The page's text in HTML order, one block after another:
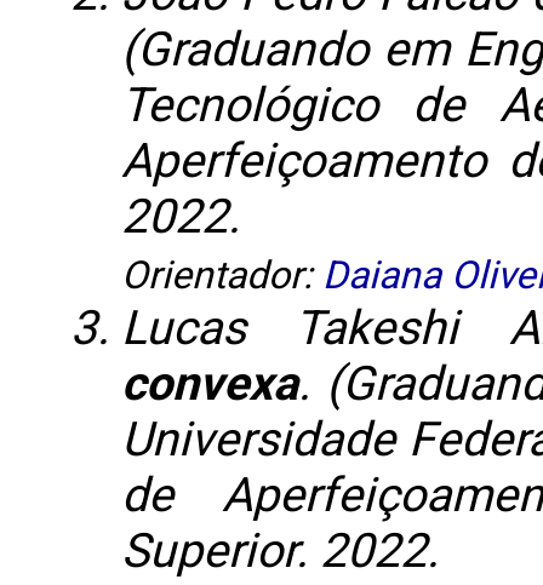
(Graduando em
Tecnológico de
Aperfeiçoamento
2022.
Orientador: Daiana
Lucas Takeshi
convexa.
Universidade
de
Superior. 2022.